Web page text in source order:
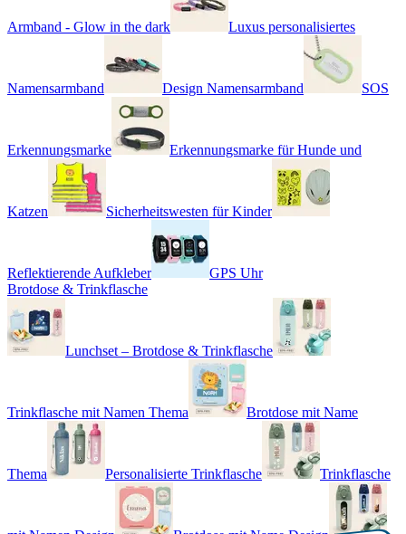
Armband - Glow in the dark Luxus personalisiertes
Namensarmband Design Namensarmband SOS
Erkennungsmarke Erkennungsmarke für Hunde und
Katzen Sicherheitswesten für Kinder
Reflektierende Aufkleber
GPS Uhr
Brotdose & Trinkflasche
Lunchset – Brotdose & Trinkflasche
Trinkflasche mit Namen Thema Brotdose mit Name
Thema Personalisierte Trinkflasche Trinkflasche